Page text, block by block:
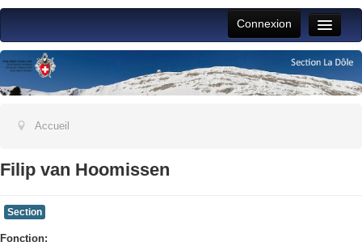
Toggle
Connexion
Accueil
Vie du club
Jeudistes
Accueil
Filip van Hoomissen
Section
Fonction: